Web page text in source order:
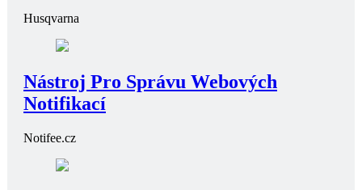
Husqvarna
Nástroj Pro Správu Webových
Notifikací
Notifee.cz